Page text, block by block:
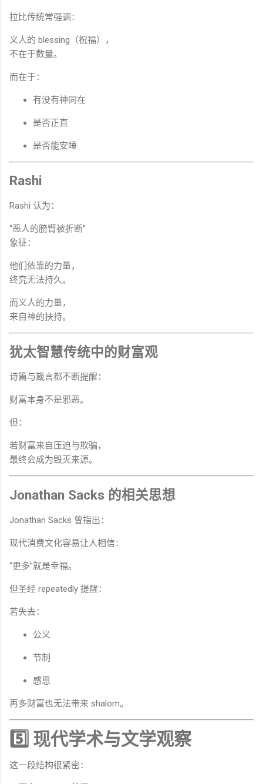
拉比传统常强调：
义人的 blessing（祝福），
不在于数量。
而在于：
有没有神同在
是否正直
是否能安睡
Rashi
Rashi 认为：
“恶人的膀臂被折断”
象征：
他们依靠的力量，
终究无法持久。
而义人的力量，
来自神的扶持。
犹太智慧传统中的财富观
诗篇与箴言都不断提醒：
财富本身不是邪恶。
但：
若财富来自压迫与欺骗，
最终会成为毁灭来源。
Jonathan Sacks 的相关思想
Jonathan Sacks 曾指出：
现代消费文化容易让人相信：
“更多”就是幸福。
但圣经 repeatedly 提醒：
若失去：
公义
节制
感恩
再多财富也无法带来 shalom。
5️⃣ 现代学术与文学观察
这一段结构很紧密：